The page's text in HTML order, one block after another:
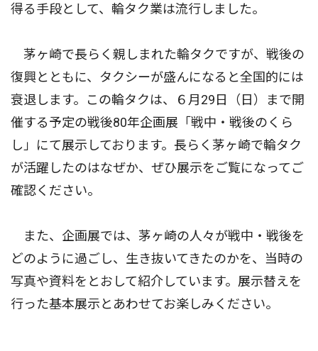
得る手段として、輪タク業は流行しました。
茅ヶ崎で長らく親しまれた輪タクですが、戦後の
復興とともに、タクシーが盛んになると全国的には
衰退します。この輪タクは、６月29日（日）まで開
催する予定の戦後80年企画展「戦中・戦後のくら
し」にて展示しております。長らく茅ヶ崎で輪タク
が活躍したのはなぜか、ぜひ展示をご覧になってご
確認ください。
また、企画展では、茅ヶ崎の人々が戦中・戦後を
どのように過ごし、生き抜いてきたのかを、当時の
写真や資料をとおして紹介しています。展示替えを
行った基本展示とあわせてお楽しみください。